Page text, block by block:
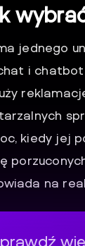
jednego
i chatbot
kiedy jej
na